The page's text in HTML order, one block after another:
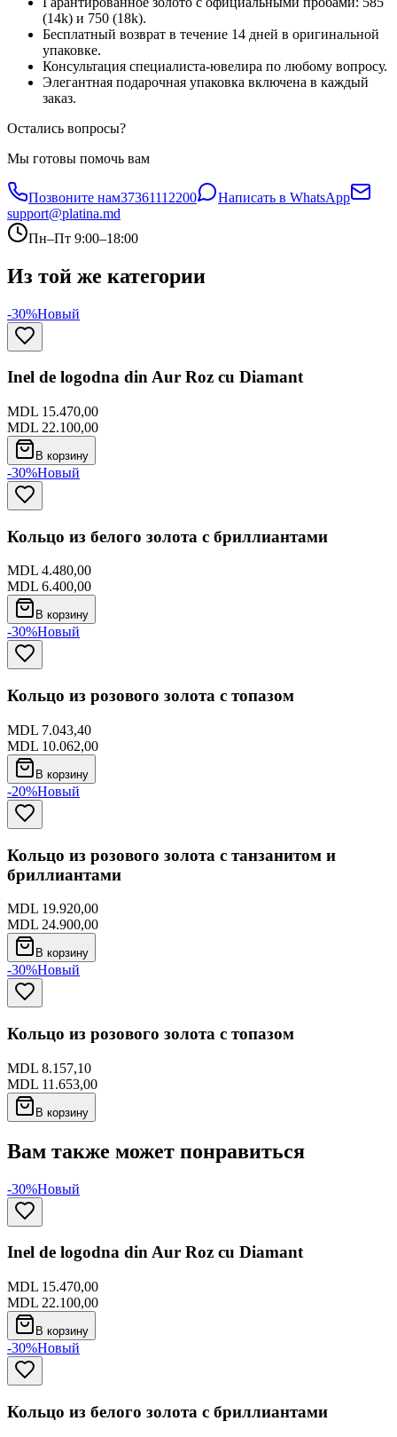
(14k) и 750 (18k).
Бесплатный возврат в течение 14 дней в оригинальной
упаковке.
Консультация специалиста-ювелира по любому вопросу.
Элегантная подарочная упаковка включена в каждый
заказ.
Остались вопросы?
Мы готовы помочь вам
Позвоните нам37361112200
Написать в WhatsApp
support@platina.md
Пн–Пт 9:00–18:00
Из той же категории
-30%Новый
Inel de logodna din Aur Roz cu Diamant
MDL 15.470,00
MDL 22.100,00
В корзину
-30%Новый
Кольцо из белого золота с бриллиантами
MDL 4.480,00
MDL 6.400,00
В корзину
-30%Новый
Кольцо из розового золота с топазом
MDL 7.043,40
MDL 10.062,00
В корзину
-20%Новый
Кольцо из розового золота с танзанитом и
бриллиантами
MDL 19.920,00
MDL 24.900,00
В корзину
-30%Новый
Кольцо из розового золота с топазом
MDL 8.157,10
MDL 11.653,00
В корзину
Вам также может понравиться
-30%Новый
Inel de logodna din Aur Roz cu Diamant
MDL 15.470,00
MDL 22.100,00
В корзину
-30%Новый
Кольцо из белого золота с бриллиантами